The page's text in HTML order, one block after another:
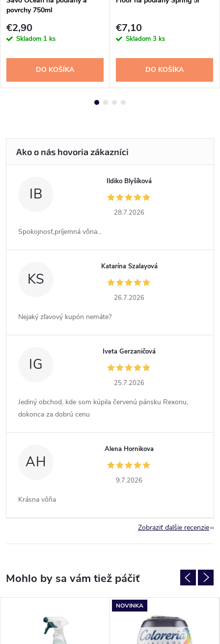
povrchy 750ml
€2,90
Skladom 1 ks
DO KOŠÍKA
€7,10
Skladom 3 ks
DO KOŠÍKA
NOVINKA
IB
Ildiko Blyšíková
28.7.2026
Spokojnosť,príjemná vôna...
KS
Katarína Szalayová
26.7.2026
Nejaký zľavový kupón nemáte?
IG
Iveta Gerzaničová
25.7.2026
Jediný obchod, kde som kúpila červenú pánsku Rexonu,
dokonca za dobrú cenu
AH
Alena Hornikova
9.7.2026
Krásna vôňa
Zobraziť ďalšie recenzie